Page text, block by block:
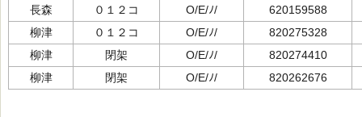
長森
０１２コ O/E/ﾉ/
620159588
柳津
０１２コ O/E/ﾉ/
820275328
柳津
閉架 O/E/ﾉ/
820274410
柳津
閉架 O/E/ﾉ/ 820262676